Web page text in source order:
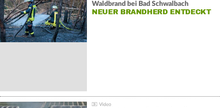
Waldbrand bei Bad Schwalbach
NEUER BRANDHERD ENTDECKT